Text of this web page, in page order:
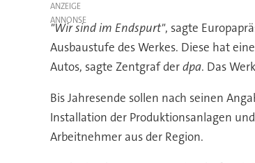
ANZEIGE
"Wir sind im Endspurt", sagte
Ausbaustufe des Werkes. Diese hat
Autos, sagte Zentgraf derdpa. Das
Bis Jahresende sollen nach seinen
Installation der Produktionsanlagen
Arbeitnehmer aus der Region.